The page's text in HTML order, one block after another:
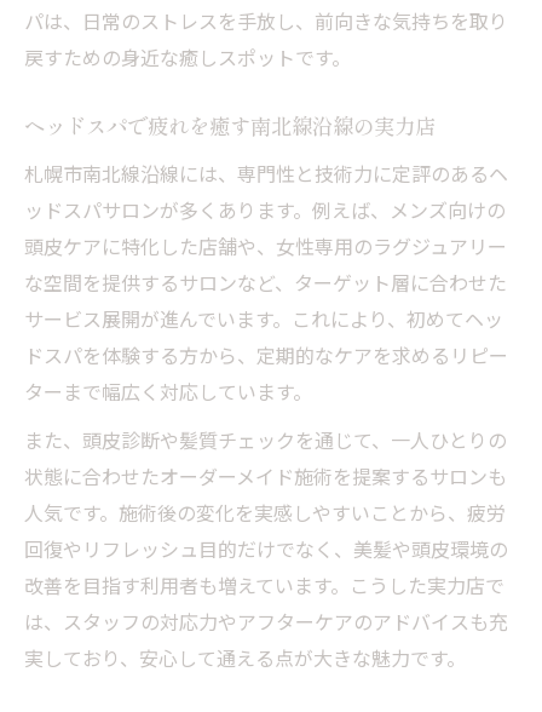
パは、日常のストレスを手放し、前向きな気持ちを取り
戻すための身近な癒しスポットです。
ヘッドスパで疲れを癒す南北線沿線の実力店
札幌市南北線沿線には、専門性と技術力に定評のあるヘ
ッドスパサロンが多くあります。例えば、メンズ向けの
頭皮ケアに特化した店舗や、女性専用のラグジュアリー
な空間を提供するサロンなど、ターゲット層に合わせた
サービス展開が進んでいます。これにより、初めてヘッ
ドスパを体験する方から、定期的なケアを求めるリピー
ターまで幅広く対応しています。
また、頭皮診断や髪質チェックを通じて、一人ひとりの
状態に合わせたオーダーメイド施術を提案するサロンも
人気です。施術後の変化を実感しやすいことから、疲労
回復やリフレッシュ目的だけでなく、美髪や頭皮環境の
改善を目指す利用者も増えています。こうした実力店で
は、スタッフの対応力やアフターケアのアドバイスも充
実しており、安心して通える点が大きな魅力です。